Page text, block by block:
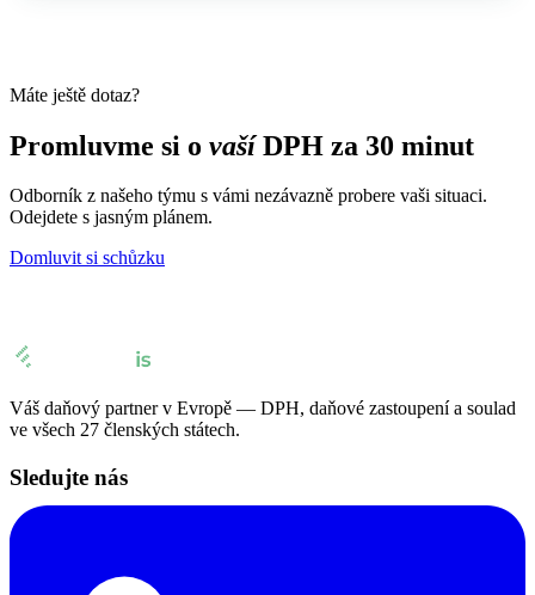
Máte ještě dotaz?
Promluvme si o vašíDPH za 30 minut
Odborník z našeho týmu s vámi nezávazně probere vaši situaci.
Odejdete s jasným plánem.
Domluvit si schůzku
Váš daňový partner v Evropě — DPH, daňové zastoupení a soulad
ve všech 27 členských státech.
Sledujte nás